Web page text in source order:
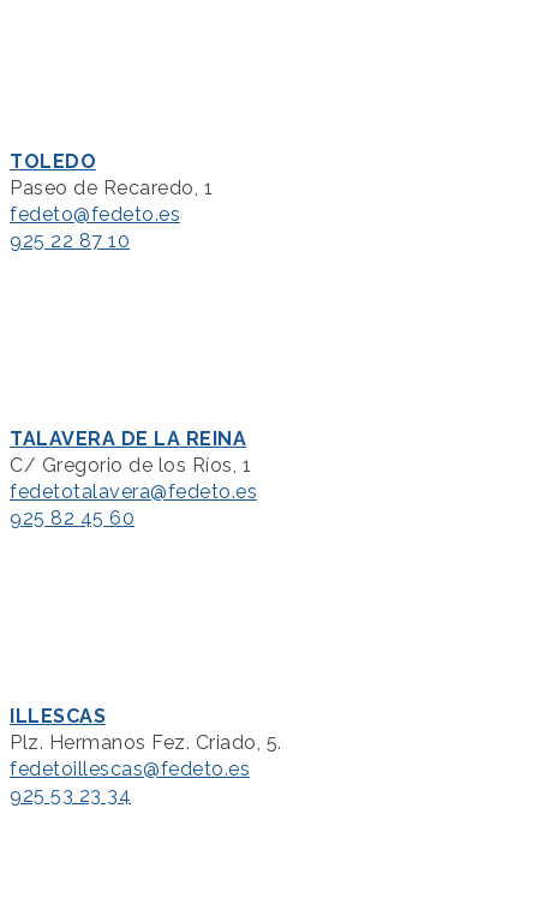
TOLEDO
Paseo de Recaredo, 1
fedeto@fedeto.es
925 22 87 10
TALAVERA DE LA REINA
C/ Gregorio de los Ríos, 1
fedetotalavera@fedeto.es
925 82 45 60
ILLESCAS
Plz. Hermanos Fez. Criado, 5.
fedetoillescas@fedeto.es
925 53 23 34